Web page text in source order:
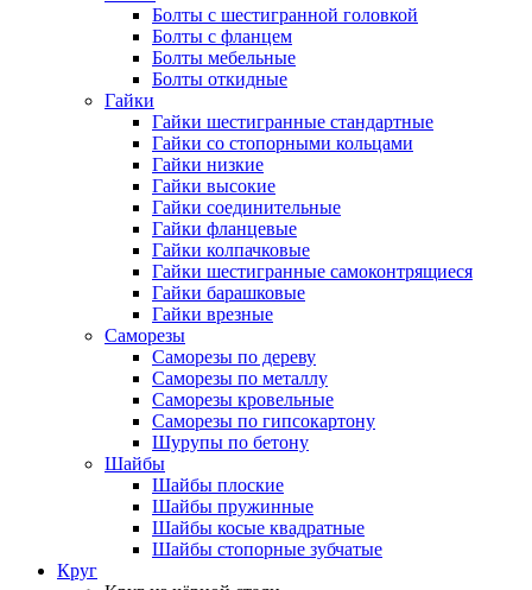
Болты с шестигранной головкой
Болты с фланцем
Болты мебельные
Болты откидные
Гайки
Гайки шестигранные стандартные
Гайки со стопорными кольцами
Гайки низкие
Гайки высокие
Гайки соединительные
Гайки фланцевые
Гайки колпачковые
Гайки шестигранные самоконтрящиеся
Гайки барашковые
Гайки врезные
Саморезы
Саморезы по дереву
Саморезы по металлу
Саморезы кровельные
Саморезы по гипсокартону
Шурупы по бетону
Шайбы
Шайбы плоские
Шайбы пружинные
Шайбы косые квадратные
Шайбы стопорные зубчатые
Круг